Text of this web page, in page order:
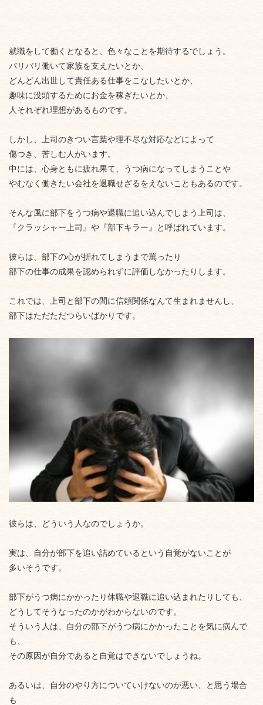
就職をして働くとなると、色々なことを期待するでしょう。
バリバリ働いて家族を支えたいとか、
どんどん出世して責任ある仕事をこなしたいとか、
趣味に没頭するためにお金を稼ぎたいとか、
人それぞれ理想があるものです。
しかし、上司のきつい言葉や理不尽な対応などによって
傷つき、苦しむ人がいます。
中には、心身ともに疲れ果て、うつ病になってしまうことや
やむなく働きたい会社を退職せざるをえないこともあるのです。
そんな風に部下をうつ病や退職に追い込んでしまう上司は、
『クラッシャー上司』や『部下キラー』と呼ばれています。
彼らは、部下の心が折れてしまうまで罵ったり
部下の仕事の成果を認められずに評価しなかったりします。
これでは、上司と部下の間に信頼関係なんて生まれませんし、
部下はただただつらいばかりです。
彼らは、どういう人なのでしょうか。
実は、自分が部下を追い詰めているという自覚がないことが
多いそうです。
部下がうつ病にかかったり休職や退職に追い込まれたりしても、
どうしてそうなったのかがわからないのです。
そういう人は、自分の部下がうつ病にかかったことを気に病んで
も、
その原因が自分であると自覚はできないでしょうね。
あるいは、自分のやり方についていけないのが悪い、と思う場合
も